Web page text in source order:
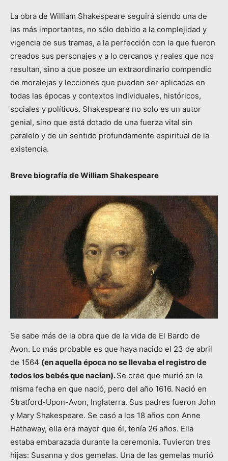
La obra de William Shakespeare seguirá siendo una de
las más importantes, no sólo debido a la complejidad y
vigencia de sus tramas, a la perfección con la que fueron
creados sus personajes y a lo cercanos y reales que nos
resultan, sino a que posee un extraordinario compendio
de moralejas y lecciones que pueden ser aplicadas en
todas las épocas y contextos individuales, históricos,
sociales y políticos. Shakespeare no solo es un autor
genial, sino que está dotado de una fuerza vital sin
paralelo y de un sentido profundamente espiritual de la
existencia.
Breve biografía de William Shakespeare
Se sabe más de la obra que de la vida de El Bardo de
Avon. Lo más probable es que haya nacido el 23 de abril
de 1564 (en aquella época no se llevaba el registro de
todos los bebés que nacían).Se cree que murió en la
misma fecha en que nació, pero del año 1616. Nació en
Stratford-Upon-Avon, Inglaterra. Sus padres fueron John
y Mary Shakespeare. Se casó a los 18 años con Anne
Hathaway, ella era mayor que él, tenía 26 años. Ella
estaba embarazada durante la ceremonia. Tuvieron tres
hijas: Susanna y dos gemelas. Una de las gemelas murió